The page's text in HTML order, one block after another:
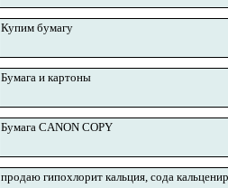
Купим бумагу
Бумага и картоны
Бумага CANON COPY
продаю гипохлорит кальция, сода